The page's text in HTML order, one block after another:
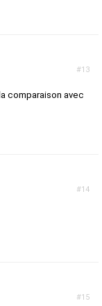
#13
comparaison avec
#14
#15